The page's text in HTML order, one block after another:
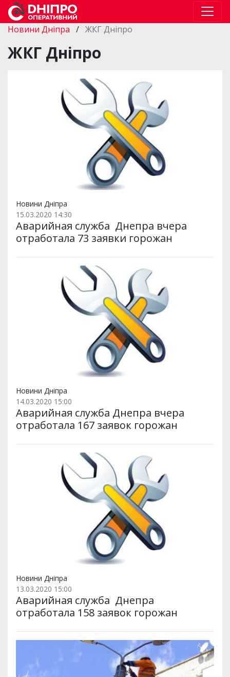
Новини Дніпра / ЖКГ Дніпро
ЖКГ Дніпро
Новини Дніпра
15.03.2020 14:30
Аварийная служба Днепра вчера
отработала 73 заявки горожан
Новини Дніпра
14.03.2020 15:00
Аварийная служба Днепра вчера
отработала 167 заявок горожан
Новини Дніпра
13.03.2020 15:00
Аварийная служба Днепра
отработала 158 заявок горожан